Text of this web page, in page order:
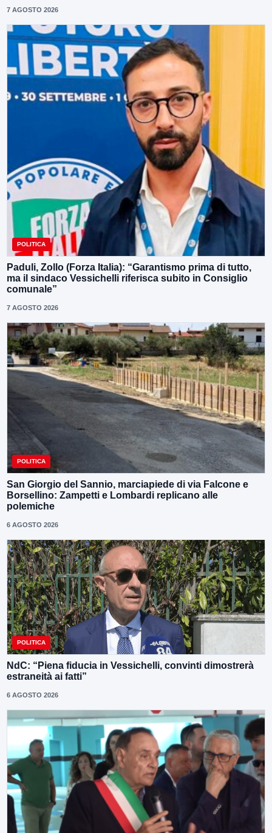
7 AGOSTO 2026
POLITICA
Paduli, Zollo (Forza Italia): “Garantismo prima di tutto,
ma il sindaco Vessichelli riferisca subito in Consiglio
comunale”
7 AGOSTO 2026
POLITICA
San Giorgio del Sannio, marciapiede di via Falcone e
Borsellino: Zampetti e Lombardi replicano alle
polemiche
6 AGOSTO 2026
POLITICA
NdC: “Piena fiducia in Vessichelli, convinti dimostrerà
estraneità ai fatti”
6 AGOSTO 2026